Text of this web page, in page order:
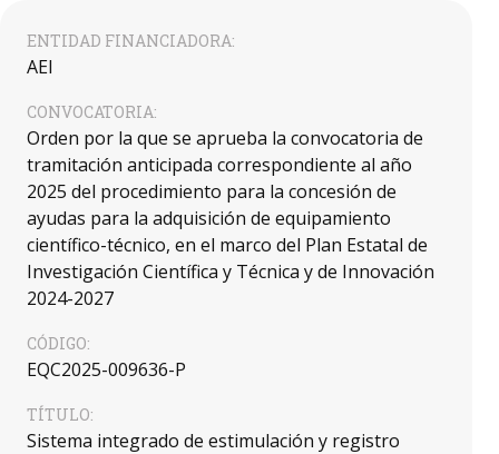
ENTIDAD FINANCIADORA:
AEI
CONVOCATORIA:
Orden por la que se aprueba la convocatoria de
tramitación anticipada correspondiente al año
2025 del procedimiento para la concesión de
ayudas para la adquisición de equipamiento
científico-técnico, en el marco del Plan Estatal de
Investigación Científica y Técnica y de Innovación
2024-2027
CÓDIGO:
EQC2025-009636-P
TÍTULO:
Sistema integrado de estimulación y registro